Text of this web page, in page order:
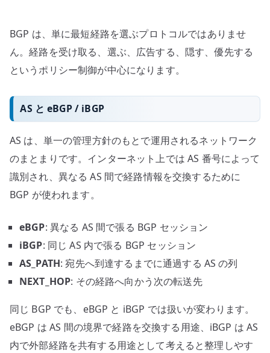
BGP は、単に最短経路を選ぶプロトコルではありませ
ん。経路を受け取る、選ぶ、広告する、隠す、優先する
というポリシー制御が中心になります。
AS と eBGP / iBGP
AS は、単一の管理方針のもとで運用されるネットワーク
のまとまりです。インターネット上では AS 番号によって
識別され、異なる AS 間で経路情報を交換するために
BGP が使われます。
eBGP: 異なる AS 間で張る BGP セッション
iBGP: 同じ AS 内で張る BGP セッション
AS_PATH: 宛先へ到達するまでに通過する AS の列
NEXT_HOP: その経路へ向かう次の転送先
同じ BGP でも、eBGP と iBGP では扱いが変わります。
eBGP は AS 間の境界で経路を交換する用途、iBGP は AS
内で外部経路を共有する用途として考えると整理しやす